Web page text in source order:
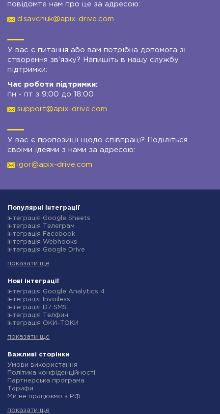
повідомте нам про це за адресою:
d.savchuk@apix-drive.com
У вас є питання або вам потрібна допомога зі
створення зв'язку? Напишіть в нашу службу
підтримки:
Час роботи підтримки:
пн - пт з 9:00 до 18:00
support@apix-drive.com
У вас є пропозиції щодо співпраці? Поділіться
своїми ідеями з нами за адресою:
igor@apix-drive.com
Популярні інтеграції
Інтеграція Google Sheets
Інтеграція Телеграм
Інтеграція Facebook
Інтеграція Webhooks
Інтеграція Google Drive
Інтеграція Gmail
Інтеграція Rozetka
Інтеграція OpenAI (ChatGPT)
Інтеграція Binotel
Інтеграція Prom
Інтеграція Приват24
Інтеграція OLX
Інтеграція SendPulse
Інтеграція Stream Telecom
Інтеграція Google Analytics
Інтеграція Creatio
Інтеграція Ringostat
Інтеграція Google Calendar
Інтеграція Airtable
показати ще
Нові інтеграції
Інтеграція Google Analytics 4
Інтеграція Invoiless
Інтеграція D7 SMS
Інтеграція Телфин
Інтеграція ОКИ-ТОКИ
Інтеграція Microsoft Dynamics 365
Інтеграція TxtSync
Інтеграція Wire2Air
Інтеграція Corezoid
Інтеграція Infobip
Інтеграція Instasent
Інтеграція AtomPark
Інтеграція Campaign Monitor
показати ще
Важливі сторінки
Умови використання
Політика конфіденційності
Партнерська програма
Тарифи
Ми не працюємо з РФ
Індивідуальна розробка
показати ще